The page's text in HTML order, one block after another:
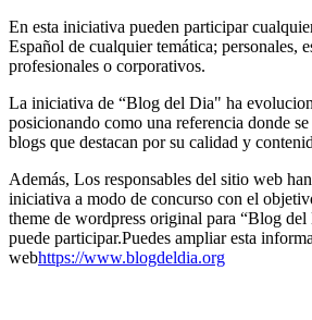
En esta iniciativa pueden participar
Español de cualquier temática; personales,
profesionales o corporativos.
La iniciativa de “Blog del Dia" ha
posicionando como una referencia donde
blogs que destacan por su calidad y
Además, Los responsables del sitio web
iniciativa a modo de concurso con el
theme de wordpress original para “Blog
puede participar.Puedes ampliar esta
webhttps://www.blogdeldia.org